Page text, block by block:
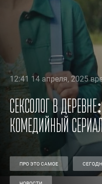
12:41 14 апреля, 2025
Сексолог в
комедийный
ПРО ЭТО САМОЕ